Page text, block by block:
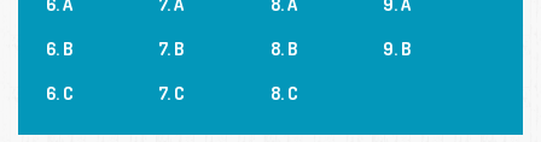
6. B
6. C
7. B
7. C
8. B
8. C
9. B